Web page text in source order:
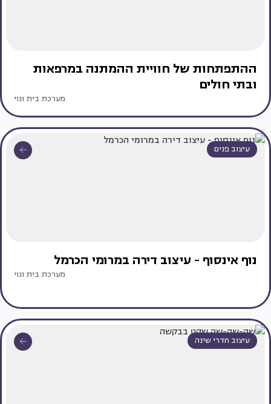
ההתפתחות של חוויית ההמתנה במרפאות
ובתי חולים
מערכת בית ונוי
עיצוב פנים
נוף אינסוף - עיצוב דירה במרומי הכרמל
מערכת בית ונוי
עיצוב חדרי שינה